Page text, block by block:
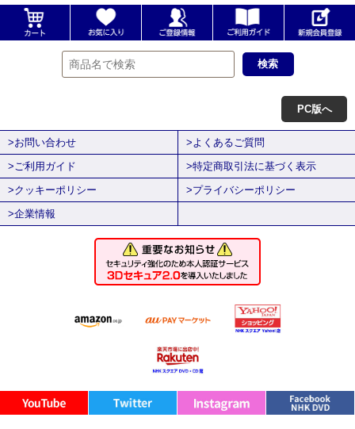
PC版へ
>お問い合わせ
>よくあるご質問
>ご利用ガイド
>特定商取引法に基づく表示
>クッキーポリシー
>プライバシーポリシー
>企業情報